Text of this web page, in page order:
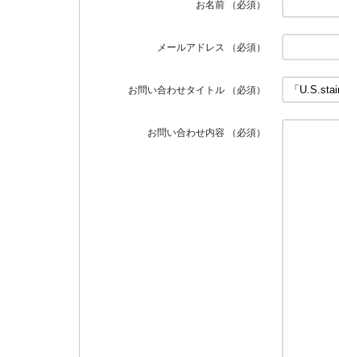
お名前 （必須）
メールアドレス （必須）
お問い合わせタイトル （必須）
お問い合わせ内容 （必須）